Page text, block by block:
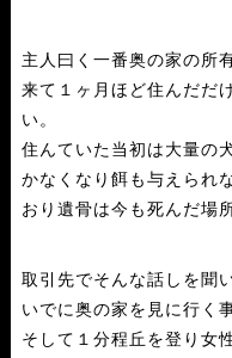
主人曰く一番奥の家の所
来て１ヶ月ほど住んだだ
い。
住んていた当初は大量の
かなくなり餌も与えられ
おり遺骨は今も死んだ場
取引先でそんな話しを聞
いでに奥の家を見に行く
そして１分程丘を登り女